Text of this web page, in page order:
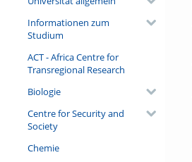
Informationen zum
Studium
ACT - Africa Centre for
Transregional Research
Biologie
Centre for Security and
Society
Chemie